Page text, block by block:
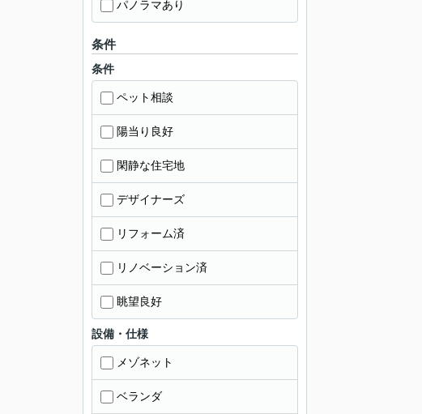
パノラマあり
条件
条件
ペット相談
陽当り良好
閑静な住宅地
デザイナーズ
リフォーム済
リノベーション済
眺望良好
設備・仕様
メゾネット
ベランダ